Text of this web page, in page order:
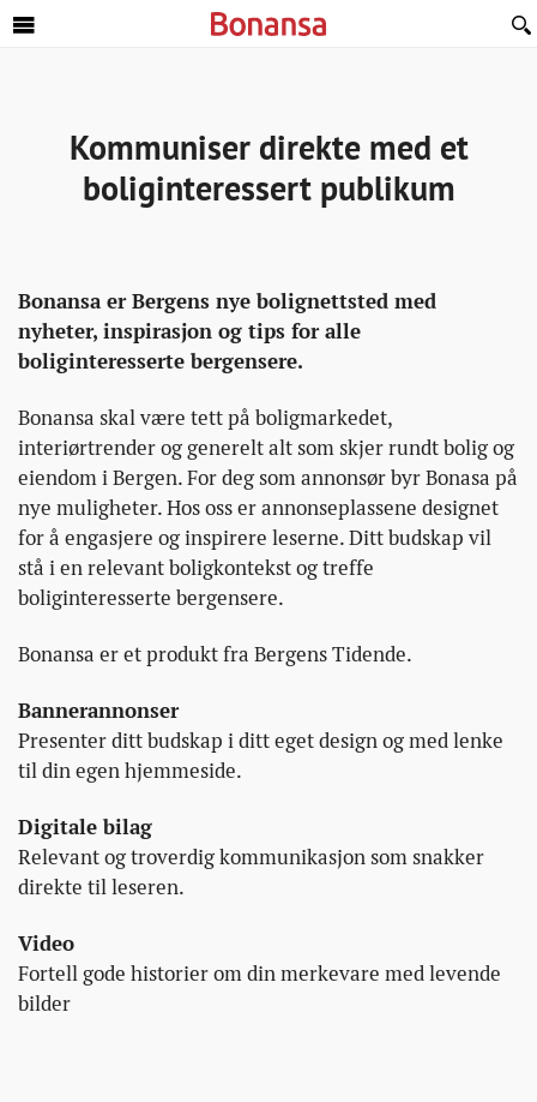
Kommuniser direkte med et
boliginteressert publikum
Bonansa er Bergens nye bolignettsted med
nyheter, inspirasjon og tips for alle
boliginteresserte bergensere.
Bonansa skal være tett på boligmarkedet,
interiørtrender og generelt alt som skjer rundt bolig og
eiendom i Bergen. For deg som annonsør byr Bonasa på
nye muligheter. Hos oss er annonseplassene designet
for å engasjere og inspirere leserne. Ditt budskap vil
stå i en relevant boligkontekst og treffe
boliginteresserte bergensere.
Bonansa er et produkt fra Bergens Tidende.
Bannerannonser
Presenter ditt budskap i ditt eget design og med lenke
til din egen hjemmeside.
Digitale bilag
Relevant og troverdig kommunikasjon som snakker
direkte til leseren.
Video
Fortell gode historier om din merkevare med levende
bilder